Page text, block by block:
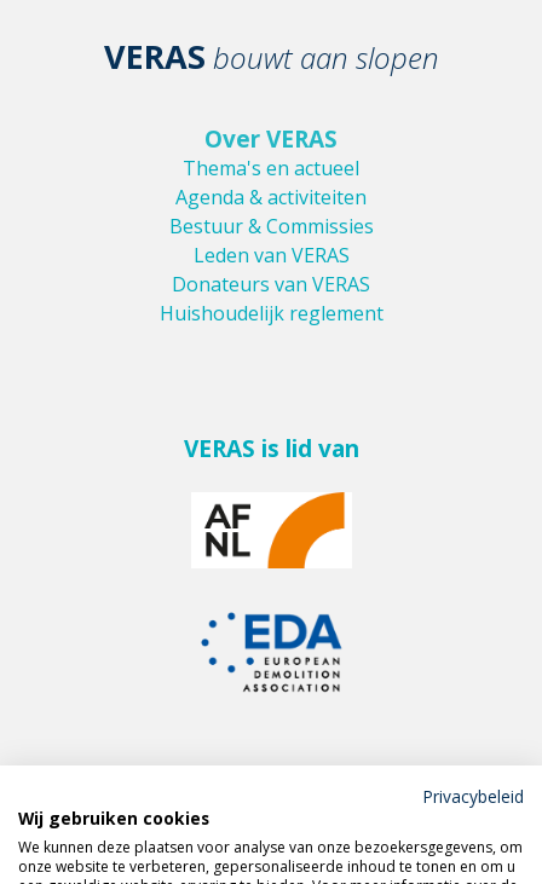
VERAS bouwt aan slopen
Over VERAS
Thema's en actueel
Agenda & activiteiten
Bestuur & Commissies
Leden van VERAS
Donateurs van VERAS
Huishoudelijk reglement
VERAS is lid van
Meld je aan voor de
VERAS nieuwsbrief
Privacybeleid
Wij gebruiken cookies
We kunnen deze plaatsen voor analyse van onze bezoekersgegevens, om
onze website te verbeteren, gepersonaliseerde inhoud te tonen en om u